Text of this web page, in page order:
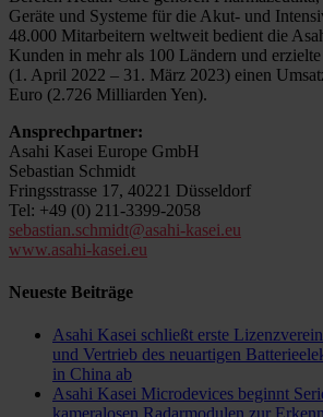
Geräte und Systeme für die Akut- und
48.000 Mitarbeitern weltweit bedient die
Kunden in mehr als 100 Ländern und
(1. April 2022 – 31. März 2023) einen
Euro (2.726 Milliarden Yen).
Ansprechpartner:
Asahi Kasei Europe GmbH
Sebastian Schmidt
Fringsstrasse 17, 40221 Düsseldorf
Tel: +49 (0) 211-3399-2058
sebastian.schmidt@asahi-kasei.eu
www.asahi-kasei.eu
Neueste Beiträge
Asahi Kasei schließt erste
und Vertrieb des neuartigen
in China ab
Asahi Kasei Microdevices beginnt
kameralosen Radarmodulen zur